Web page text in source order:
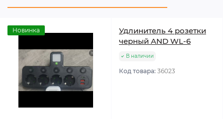
Новинка
Удлинитель 4 розетки
черный AND WL-6
В наличии
Код товара: 36023